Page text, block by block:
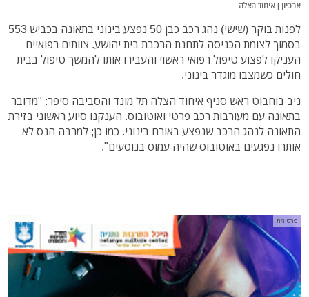
ארכיון | איחוד הצלה
לפנות בוקר (שישי) נהג רכב כבן 50 נפצע בינוני בתאונה בכביש 553
בסמוך לצומת הכניסה לתחנת הרכבת בית יהושע. צוותים רפואיים
העניקו לפצוע טיפול רפואי ראשוי והעבירו אותו להמשך טיפול בבית
חולים כשמצבו מוגדר בינוני.
ניב בוחבוט ראש סניף איחוד הצלה תל מונד והסביבה סיפר: "מדובר
בתאונה עם מעורבות רכב פרטי ואוטובוס. הענקנו סיוע ראשוני בזירת
התאונה לנהג הרכב שנפצע באורח בינוני. כמו כן; למרבה הנס לא
אותרו נפגעים באוטובוס שהיה עמוס בנוסעים".
פרסומת